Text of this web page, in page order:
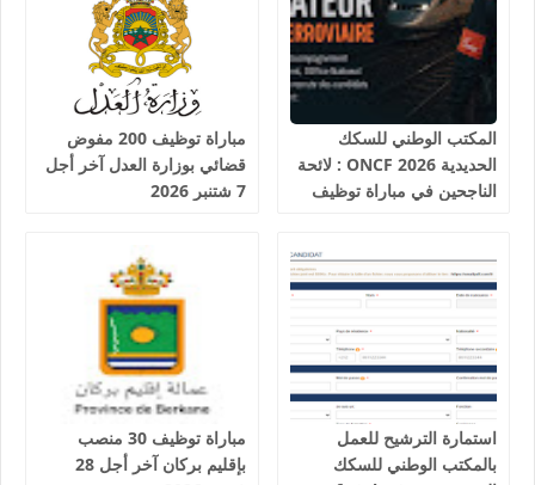
المكتب الوطني للسكك
الحديدية 2026 ONCF : لائحة
الناجحين في مباراة توظيف
مباراة توظيف 200 مفوض
قضائي بوزارة العدل آخر أجل
7 شتنبر 2026
استمارة الترشيح للعمل
بالمكتب الوطني للسكك
مباراة توظيف 30 منصب
بإقليم بركان آخر أجل 28